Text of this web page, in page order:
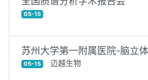
05-15
苏州大学第一附属医院-脑立
05-15 迈越生物